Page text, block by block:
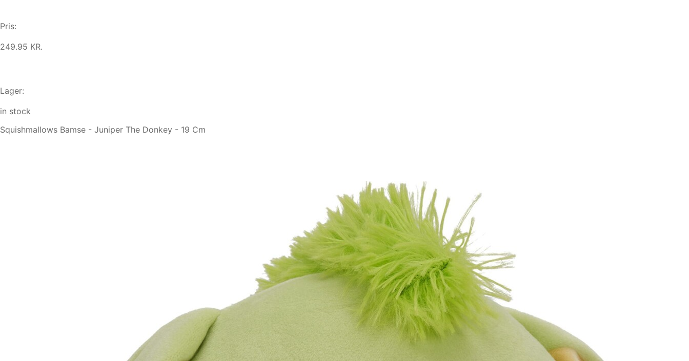
Pris:
249.95 KR.
Lager:
in stock
Squishmallows Bamse - Juniper The Donkey - 19 Cm